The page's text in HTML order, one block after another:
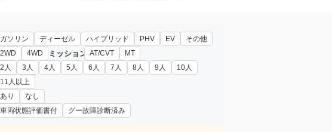
ガソリン ディーゼル ハイブリッド PHV EV その他
2WD 4WD ミッション AT/CVT MT
2人 3人 4人 5人 6人 7人 8人 9人
10人
11人以上
あり なし
車両状態評価書付 グー故障診断済み